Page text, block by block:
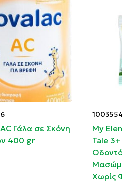
Γάλα σε Σκόνη
400 gr
My
Tale 3+
Χωρίς